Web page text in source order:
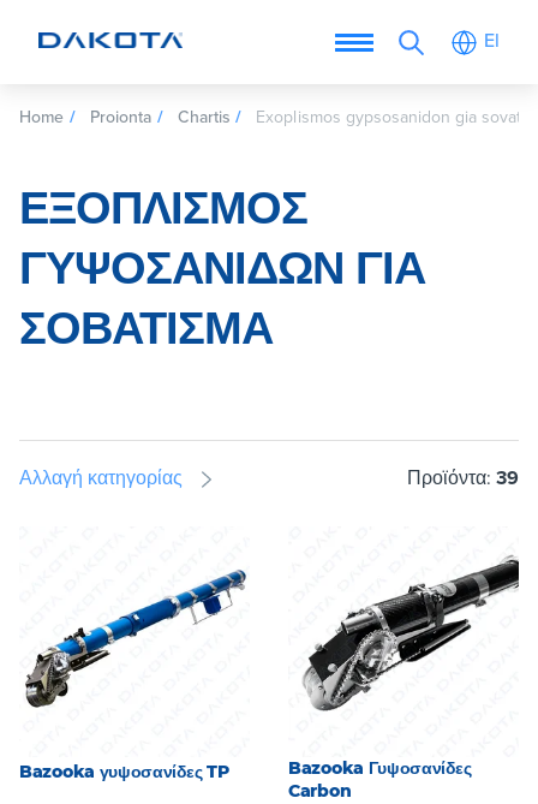
El
Home Proionta Chartis Exoplismos gypsosanidon gia
ΕΞΟΠΛΙΣΜΌΣ
ΓΥΨΟΣΑΝΊΔΩΝ ΓΙΑ
ΣΟΒΆΤΙΣΜΑ
Αλλαγή κατηγορίας Προϊόντα: 39
Bazooka γυψοσανίδες TP
Bazooka Γυψοσανίδες
Carbon